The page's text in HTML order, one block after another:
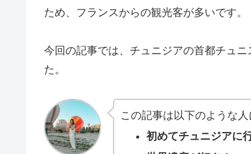
ため、フランスからの観光客が多いです。
今回の記事では、チュニジアの首都チュ
た。
この記事は以下のような人
初めてチュニジアに